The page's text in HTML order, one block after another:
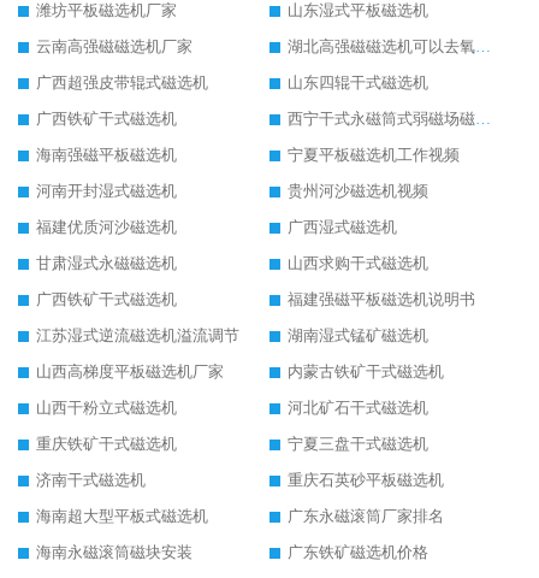
潍坊平板磁选机厂家
山东湿式平板磁选机
云南高强磁磁选机厂家
湖北高强磁磁选机可以去氧化铝
广西超强皮带辊式磁选机
山东四辊干式磁选机
广西铁矿干式磁选机
西宁干式永磁筒式弱磁场磁选机结构图
海南强磁平板磁选机
宁夏平板磁选机工作视频
河南开封湿式磁选机
贵州河沙磁选机视频
福建优质河沙磁选机
广西湿式磁选机
甘肃湿式永磁磁选机
山西求购干式磁选机
广西铁矿干式磁选机
福建强磁平板磁选机说明书
江苏湿式逆流磁选机溢流调节
湖南湿式锰矿磁选机
山西高梯度平板磁选机厂家
内蒙古铁矿干式磁选机
山西干粉立式磁选机
河北矿石干式磁选机
重庆铁矿干式磁选机
宁夏三盘干式磁选机
济南干式磁选机
重庆石英砂平板磁选机
海南超大型平板式磁选机
广东永磁滚筒厂家排名
海南永磁滚筒磁块安装
广东铁矿磁选机价格